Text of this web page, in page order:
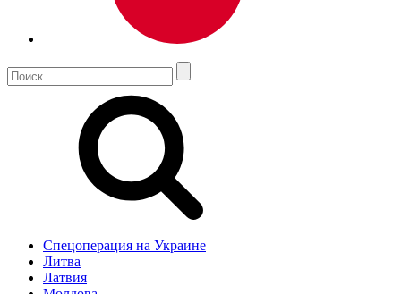
Спецоперация на Украине
Литва
Латвия